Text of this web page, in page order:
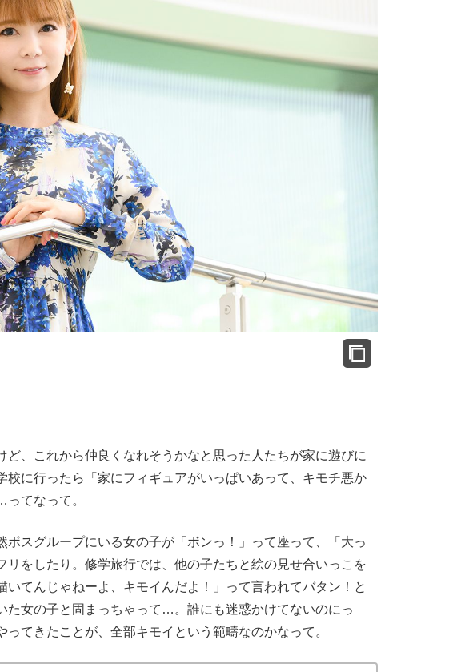
ど、これから仲良くなれそうかなと思った人たちが家に遊びに
校に行ったら「家にフィギュアがいっぱいあって、キモチ悪か
てなって。
スグループにいる女の子が「ボンっ！」って座って、「大っ
リをしたり。修学旅行では、他の子たちと絵の見せ合いっこを
てんじゃねーよ、キモイんだよ！」って言われてバタン！と
た女の子と固まっちゃって…。誰にも迷惑かけてないのにっ
てきたことが、全部キモイという範疇なのかなって。